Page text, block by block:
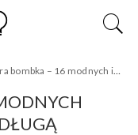
– 16 modnych inspiracji na krótką i długą fryzurę bombkę